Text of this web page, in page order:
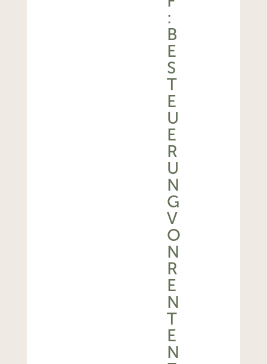
:
B
E
S
T
E
U
E
R
U
N
G
V
O
N
R
E
N
T
E
N